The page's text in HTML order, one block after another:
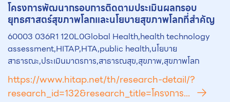
โครงการพัฒนากรอบการติดตามประเมินผลกรอบ
ยุทธศาสตร์สุขภาพโลกและนโยบายสุขภาพโลกที่สำคัญ
60003 036R1 120L0Global Health,health technology
assessment,HITAP,HTA,public health,นโยบาย
สาธารณะ,ประเมินมาตรการ,สาธารณสุข,สุขภาพ,สุขภาพโลก
https://www.hitap.net/th/research-detail/?
research_id=132&research_title=โครงการ...